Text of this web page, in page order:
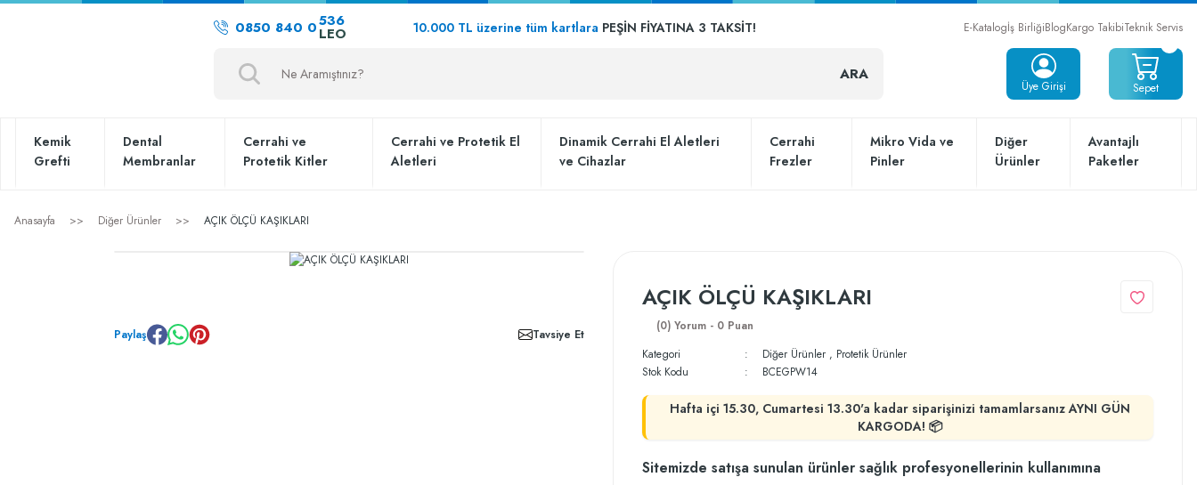
0850 840 0536
LEO 10.000 TL üzerine tüm kartlara PEŞİN FİYATINA 3 TAKSİT! E-Katalogİş BirliğiBlogKargo TakibiTeknik Servis
ARA
Üye Girişi Sepet
Kemik
Grefti
Dental
Membranlar
Cerrahi ve
Protetik Kitler
Cerrahi ve Protetik El
Aletleri
Dinamik Cerrahi El Aletleri
ve Cihazlar
Cerrahi
Frezler
Mikro Vida ve
Pinler
Diğer
Ürünler
Avantajlı
Paketler
Anasayfa Diğer Ürünler AÇIK ÖLÇÜ KAŞIKLARI
Paylaş Tavsiye Et
AÇIK ÖLÇÜ KAŞIKLARI
(0) Yorum - 0 Puan
Kategori
Diğer Ürünler , Protetik Ürünler
Stok Kodu
BCEGPW14
Hafta içi 15.30, Cumartesi 13.30'a kadar siparişinizi tamamlarsanız AYNI GÜN
KARGODA! 📦
Sitemizde satışa sunulan ürünler sağlık profesyonellerinin kullanımına